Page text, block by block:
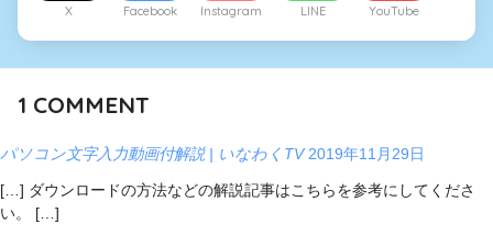
X Facebook Instagram LINE YouTube
1 COMMENT
パソコン文字入力動画付解説 | いなわくTV 2019年11月29日
[…] ダウンロードの方法などの解説記事はこちらを参考にしてくださ
い。 […]